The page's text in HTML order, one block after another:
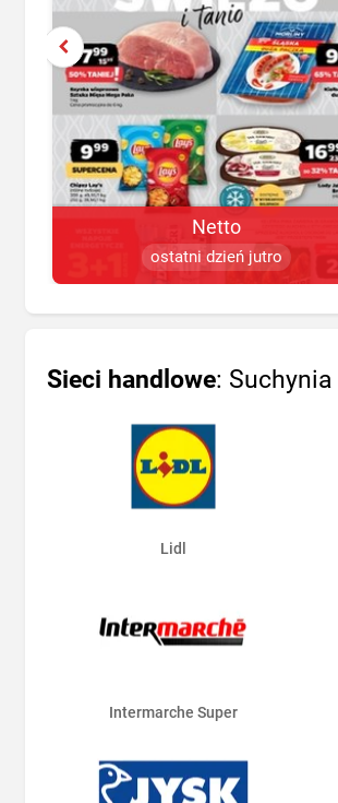
Netto
ostatni dzień jutro
Sieci handlowe: Suchynia
Lidl
Intermarche Super